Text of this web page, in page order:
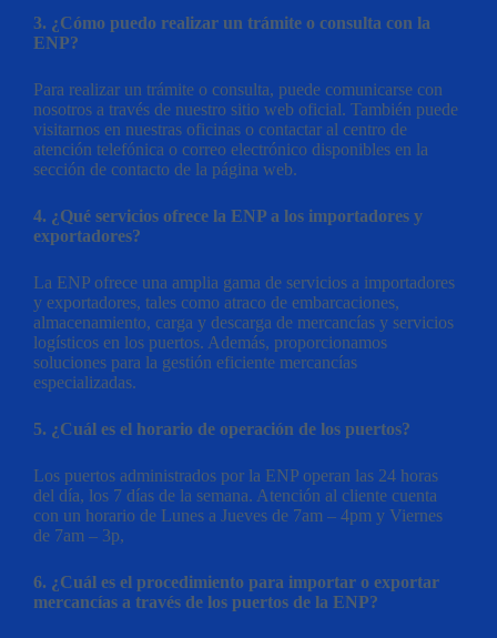
3. ¿Cómo puedo realizar un trámite o consulta con la
ENP?
Para realizar un trámite o consulta, puede comunicarse con
nosotros a través de nuestro sitio web oficial. También puede
visitarnos en nuestras oficinas o contactar al centro de
atención telefónica o correo electrónico disponibles en la
sección de contacto de la página web.
4. ¿Qué servicios ofrece la ENP a los importadores y
exportadores?
La ENP ofrece una amplia gama de servicios a importadores
y exportadores, tales como atraco de embarcaciones,
almacenamiento, carga y descarga de mercancías y servicios
logísticos en los puertos. Además, proporcionamos
soluciones para la gestión eficiente mercancías
especializadas.
5. ¿Cuál es el horario de operación de los puertos?
Los puertos administrados por la ENP operan las 24 horas
del día, los 7 días de la semana. Atención al cliente cuenta
con un horario de Lunes a Jueves de 7am – 4pm y Viernes
de 7am – 3p,
6. ¿Cuál es el procedimiento para importar o exportar
mercancías a través de los puertos de la ENP?